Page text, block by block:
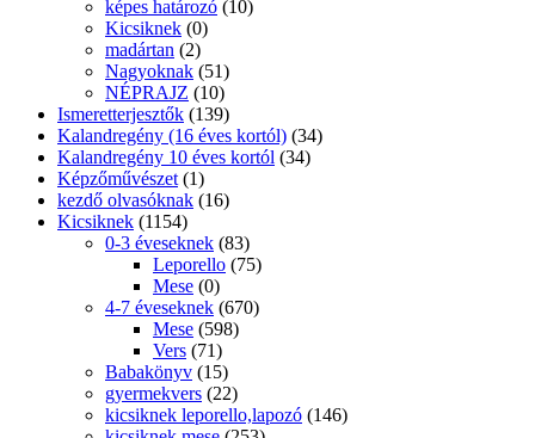
képes határozó (10)
Kicsiknek (0)
madártan (2)
Nagyoknak (51)
NÉPRAJZ (10)
Ismeretterjesztők (139)
Kalandregény (16 éves kortól) (34)
Kalandregény 10 éves kortól (34)
Képzőművészet (1)
kezdő olvasóknak (16)
Kicsiknek (1154)
0-3 éveseknek (83)
Leporello (75)
Mese (0)
4-7 éveseknek (670)
Mese (598)
Vers (71)
Babakönyv (15)
gyermekvers (22)
kicsiknek leporello,lapozó (146)